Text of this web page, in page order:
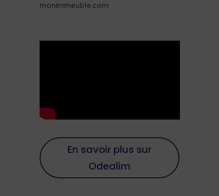
monimmeuble.com
En savoir plus sur
Odealim